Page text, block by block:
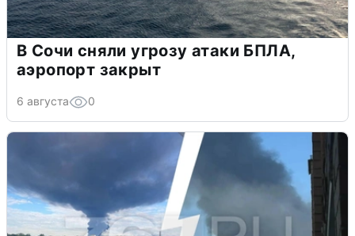
В Сочи сняли угрозу атаки БПЛА,
аэропорт закрыт
6 августа 0